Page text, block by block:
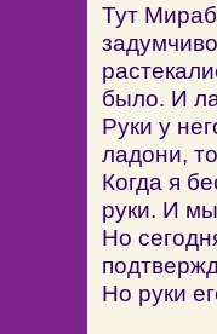
Тут
было. И
Руки у
ладони,
Когда я
руки. И
Но
Но руки